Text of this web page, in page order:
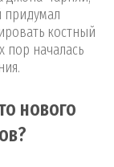
придумал
костный
пор началась
нового